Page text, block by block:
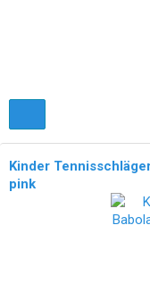
Kinder
pink